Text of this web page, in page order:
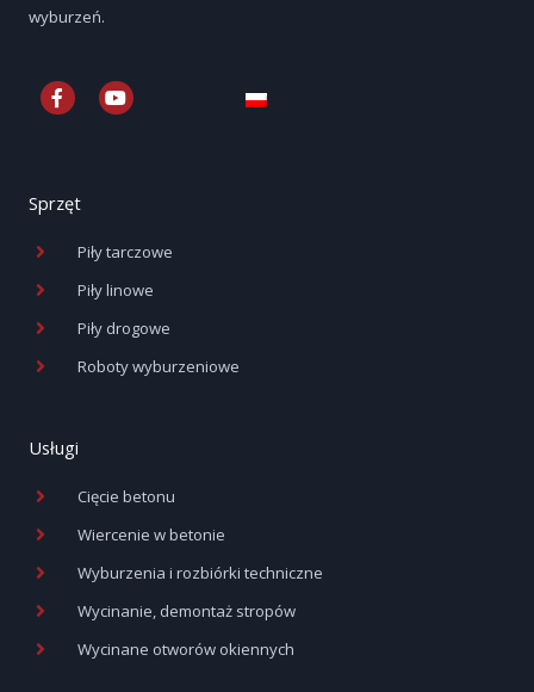
wyburzeń.
F
a
o
Y
o
Sprzęt
Piły tarczowe
Piły linowe
Piły drogowe
Roboty wyburzeniowe
Usługi
Cięcie betonu
Wiercenie w betonie
Wyburzenia i rozbiórki techniczne
Wycinanie, demontaż stropów
Wycinane otworów okiennych